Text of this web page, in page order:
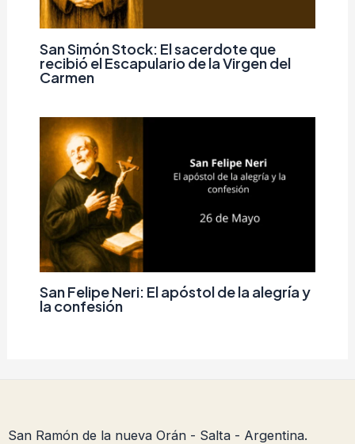
San Simón Stock: El sacerdote que
recibió el Escapulario de la Virgen del
Carmen
San Felipe Neri: El apóstol de la alegría y
la confesión
San Ramón de la nueva Orán - Salta - Argentina.